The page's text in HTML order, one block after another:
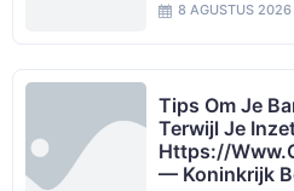
8 AGUSTUS 2026
Tips Om Je
Terwijl Je
Https://
— Koninkrijk